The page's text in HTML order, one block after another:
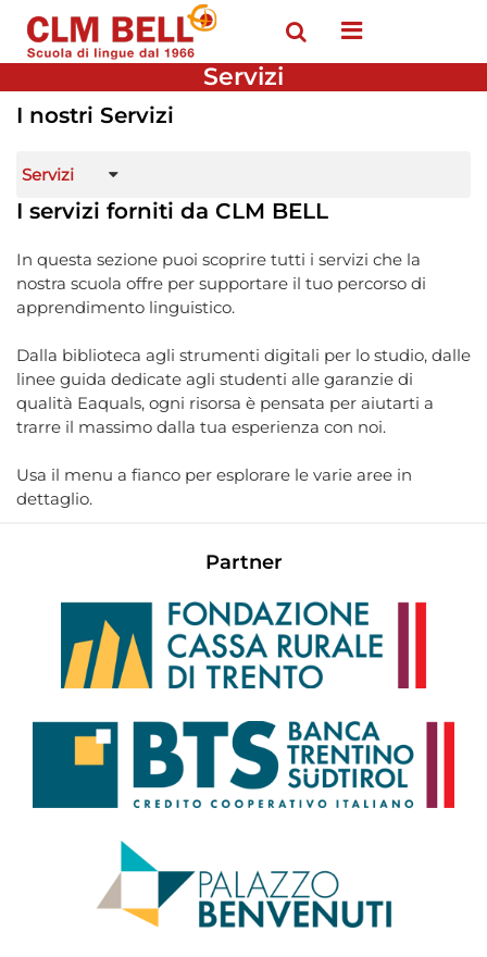
Open menu
Servizi
I nostri Servizi
Servizi
I servizi forniti da CLM BELL
In questa sezione puoi scoprire tutti i servizi che la
nostra scuola offre per supportare il tuo percorso di
apprendimento linguistico.
Dalla biblioteca agli strumenti digitali per lo studio, dalle
linee guida dedicate agli studenti alle garanzie di
qualità Eaquals, ogni risorsa è pensata per aiutarti a
trarre il massimo dalla tua esperienza con noi.
Usa il menu a fianco per esplorare le varie aree in
dettaglio.
Partner